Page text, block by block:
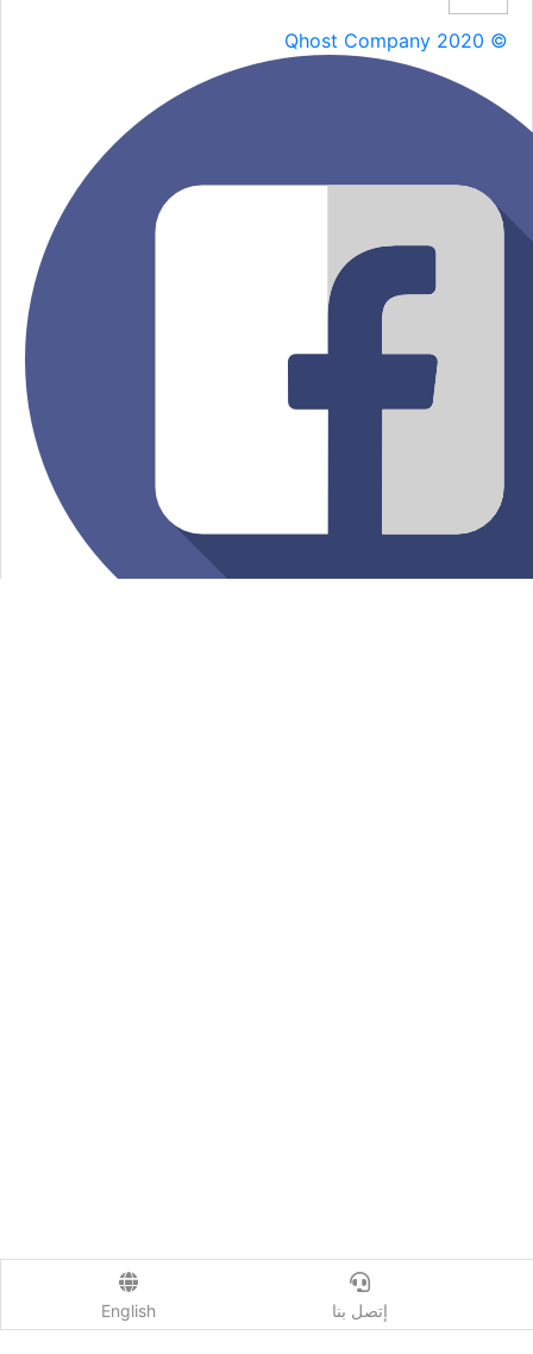
إتصل بنا English